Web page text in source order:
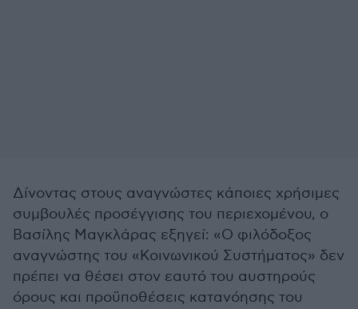
Δίνοντας στους αναγνώστες κάποιες χρήσιμες
συμβουλές προσέγγισης του περιεχομένου, ο
Βασίλης Μαγκλάρας εξηγεί: «Ο φιλόδοξος
αναγνώστης του «Κοινωνικού Συστήματος» δεν
πρέπει να θέσει στον εαυτό του αυστηρούς
όρους και προϋποθέσεις κατανόησης του